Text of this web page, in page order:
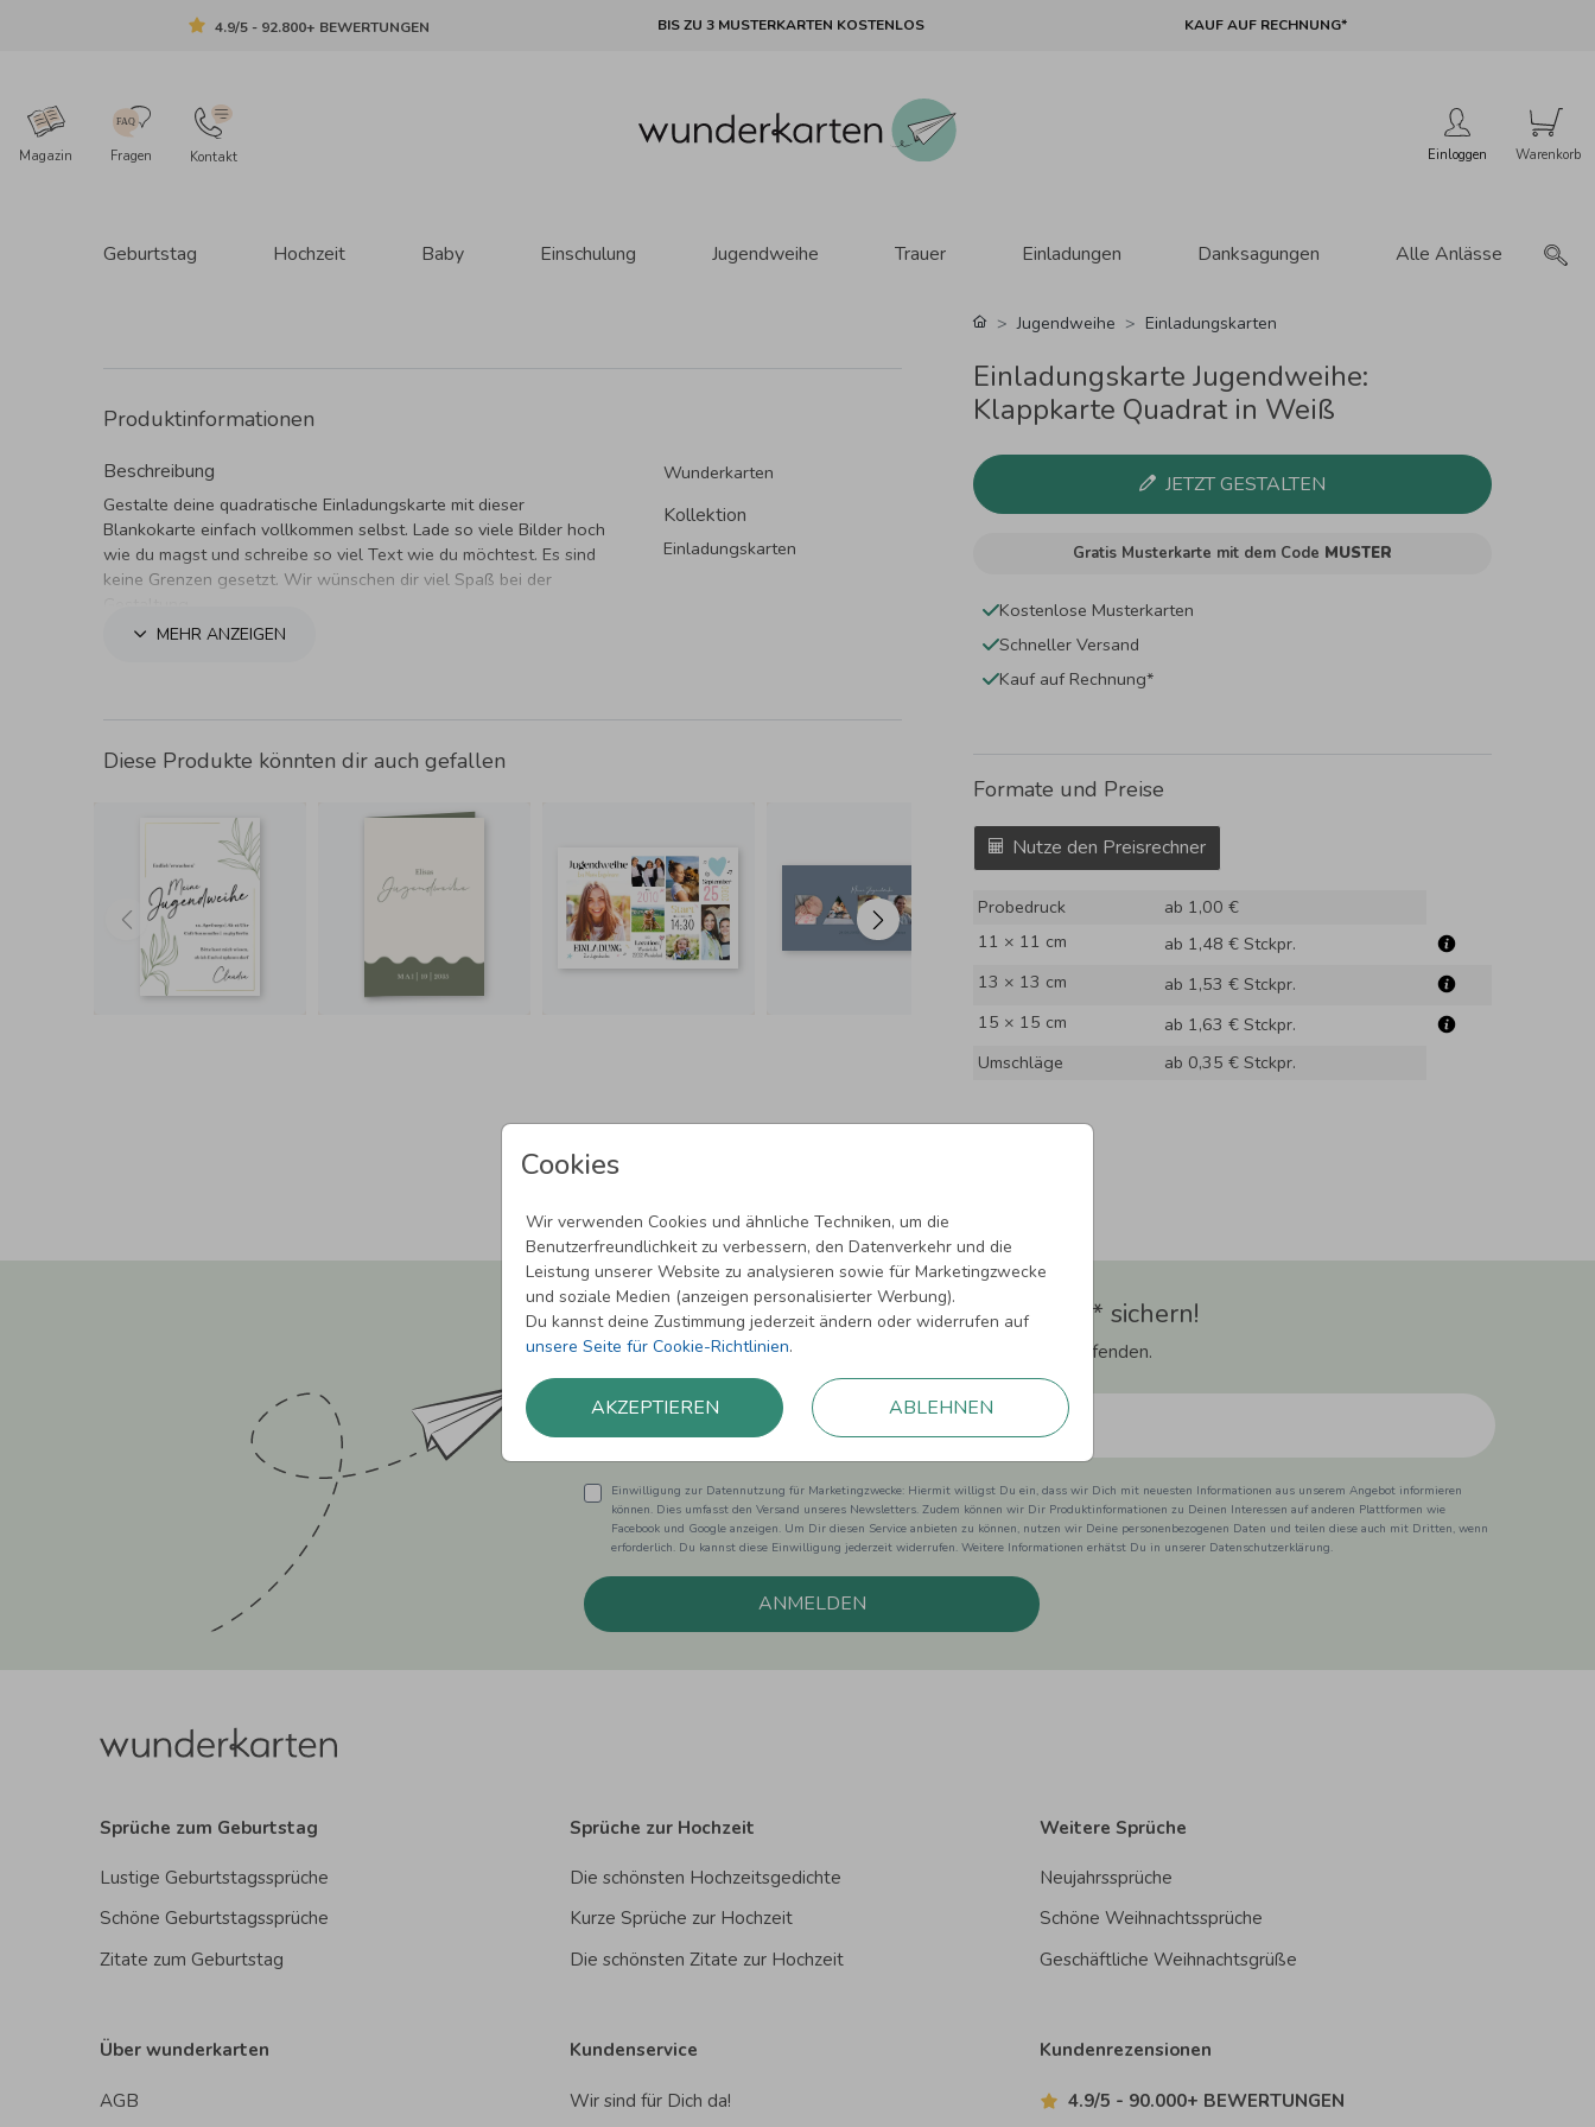
4.9/5 - 92.800+ BEWERTUNGEN BIS ZU 3 MUSTERKARTEN KOSTENLOS KAUF AUF RECHNUNG*
Magazin Fragen Kontakt Einloggen
Geburtstag Hochzeit Baby Einschulung Jugendweihe Trauer Einladungen Danksagungen Alle Anlässe
Cookies
Wir verwenden Cookies und ähnliche Techniken, um die
Benutzerfreundlichkeit zu verbessern, den Datenverkehr und die
Leistung unserer Website zu analysieren sowie für Marketingzwecke
und soziale Medien (anzeigen personalisierter Werbung).
Du kannst deine Zustimmung jederzeit ändern oder widerrufen auf
unsere Seite für Cookie-Richtlinien.
AKZEPTIEREN ABLEHNEN
Produktinformationen
Beschreibung
Gestalte deine quadratische Einladungskarte mit dieser
Blankokarte einfach vollkommen selbst. Lade so viele Bilder hoch
wie du magst und schreibe so viel Text wie du möchtest. Es sind
keine Grenzen gesetzt. Wir wünschen dir viel Spaß bei der
MEHR ANZEIGEN
Wunderkarten
Kollektion
Einladungskarten
Diese Produkte könnten dir auch gefallen
Jugendweihe Einladungskarten
Einladungskarte Jugendweihe:
Klappkarte Quadrat in Weiß
JETZT GESTALTEN
Gratis Musterkarte mit dem Code MUSTER
Kostenlose Musterkarten
Schneller Versand
Kauf auf Rechnung*
Formate und Preise
Nutze den Preisrechner
Probedruck
ab 1,00 €
11 × 11 cm
ab 1,48 € Stckpr.
13 × 13 cm
ab 1,53 € Stckpr.
15 × 15 cm
ab 1,63 € Stckpr.
Umschläge
ab 0,35 € Stckpr.
Newsletter abonnieren und 5,00 € Rabatt** sichern!
Melde Dich zu unserem Newsletter an und bleibe auf dem Laufenden.
Einwilligung zur Datennutzung für Marketingzwecke: Hiermit willigst Du ein, dass wir Dich mit neuesten Informationen aus unserem Angebot informieren
können. Dies umfasst den Versand unseres Newsletters. Zudem können wir Dir Produktinformationen zu Deinen Interessen auf anderen Plattformen wie
Facebook und Google anzeigen. Um Dir diesen Service anbieten zu können, nutzen wir Deine personenbezogenen Daten und teilen diese auch mit Dritten, wenn
erforderlich. Du kannst diese Einwilligung jederzeit widerrufen. Weitere Informationen erhätst Du in unserer Datenschutzerklärung.
ANMELDEN
Sprüche zum Geburtstag
Lustige Geburtstagssprüche
Schöne Geburtstagssprüche
Zitate zum Geburtstag
Sprüche zur Hochzeit
Die schönsten Hochzeitsgedichte
Kurze Sprüche zur Hochzeit
Die schönsten Zitate zur Hochzeit
Weitere Sprüche
Neujahrssprüche
Schöne Weihnachtssprüche
Geschäftliche Weihnachtsgrüße
Über wunderkarten
AGB
Kundenservice
Wir sind für Dich da!
Kundenrezensionen
4.9/5 - 90.000+ BEWERTUNGEN